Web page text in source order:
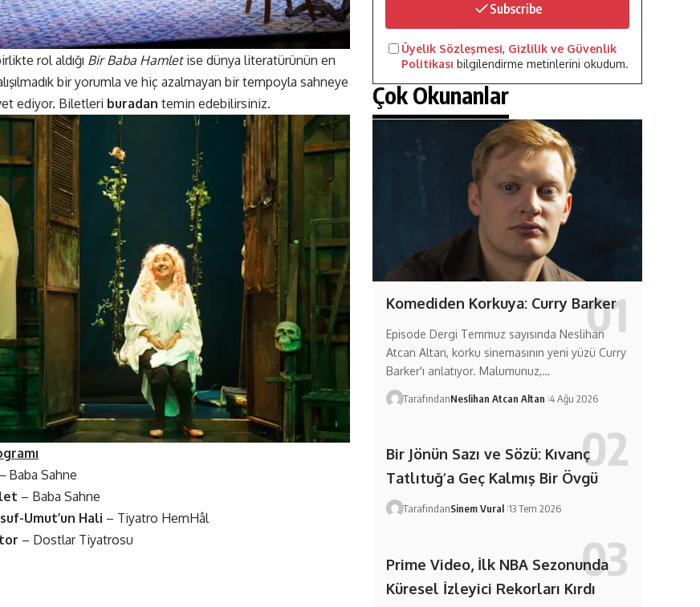
rol aldığı Bir Baba Hamletise dünya literatürünün en
bir yorumla ve hiç azalmayan bir tempoyla sahneye
ediyor. Biletleri buradan temin edebilirsiniz.
– Baba Sahne
– Baba Sahne
Umut’un Hali – Tiyatro HemHâl
– Dostlar Tiyatrosu
Subscribe
Üyelik Sözleşmesi, Gizlilik ve Güvenlik
Politikası bilgilendirme metinlerini okudum.
Çok Okunanlar
Komediden Korkuya: Curry Barker
Episode Dergi Temmuz sayısında Neslihan
Atcan Altan, korku sinemasının yeni yüzü Curry
Barker'ı anlatıyor. Malumunuz,…
TarafındanNeslihan Atcan Altan 4 Ağu 2026
Bir Jönün Sazı ve Sözü: Kıvanç
Tatlıtuğ’a Geç Kalmış Bir Övgü
TarafındanSinem Vural 13 Tem 2026
Prime Video, İlk NBA Sezonunda
Küresel İzleyici Rekorları Kırdı